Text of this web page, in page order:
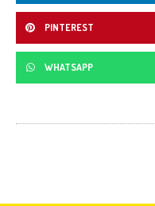
PINTEREST
WHATSAPP